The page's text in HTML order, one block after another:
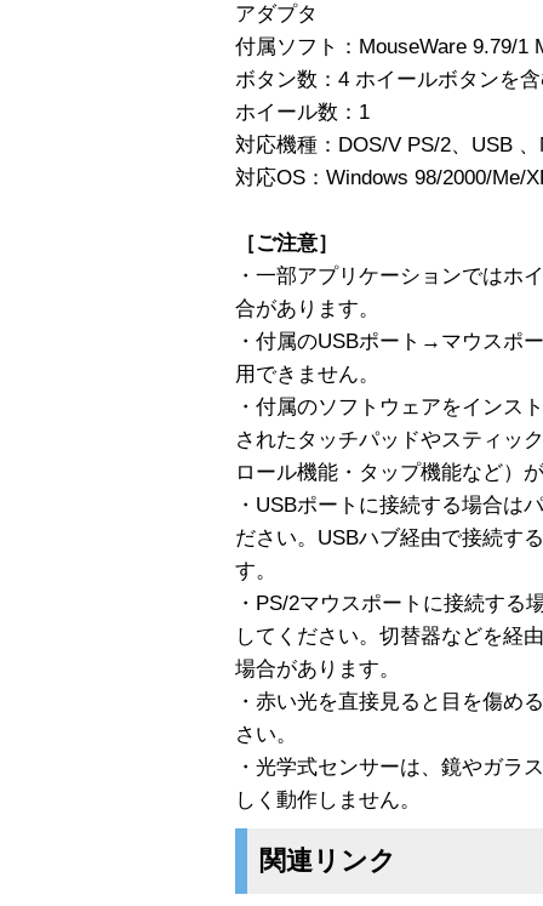
アダプタ
付属ソフト：MouseWare 9.79/1
ボタン数：4 ホイールボタンを
ホイール数：1
対応機種：DOS/V PS/2、USB
対応OS：Windows 98/2000/Me/
［ご注意］
・一部アプリケーションではホ
合があります。
・付属のUSBポート→マウスポ
用できません。
・付属のソフトウェアをインス
されたタッチパッドやスティッ
ロール機能・タップ機能など）
・USBポートに接続する場合は
ださい。USBハブ経由で接続す
す。
・PS/2マウスポートに接続する
してください。切替器などを経
場合があります。
・赤い光を直接見ると目を傷め
さい。
・光学式センサーは、鏡やガラ
しく動作しません。
関連リンク